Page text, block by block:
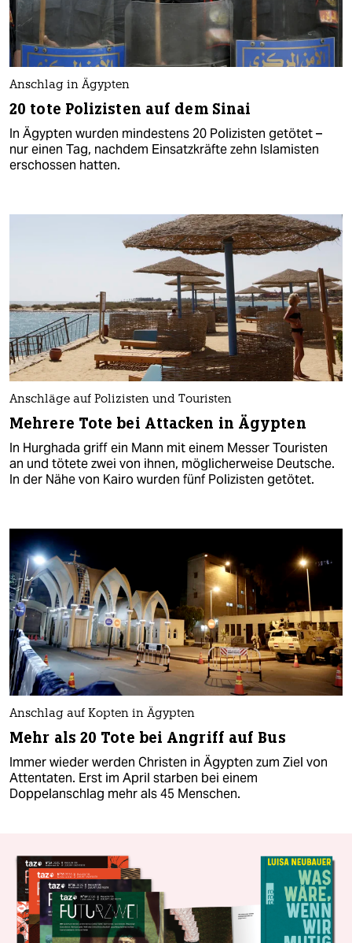
Anschlag in Ägypten
20 tote Polizisten auf dem Sinai
In Ägypten wurden mindestens 20 Polizisten getötet –
nur einen Tag, nachdem Einsatzkräfte zehn Islamisten
erschossen hatten.
Anschläge auf Polizisten und Touristen
Mehrere Tote bei Attacken in Ägypten
In Hurghada griff ein Mann mit einem Messer Touristen
an und tötete zwei von ihnen, möglicherweise Deutsche.
In der Nähe von Kairo wurden fünf Polizisten getötet.
Anschlag auf Kopten in Ägypten
Mehr als 20 Tote bei Angriff auf Bus
Immer wieder werden Christen in Ägypten zum Ziel von
Attentaten. Erst im April starben bei einem
Doppelanschlag mehr als 45 Menschen.